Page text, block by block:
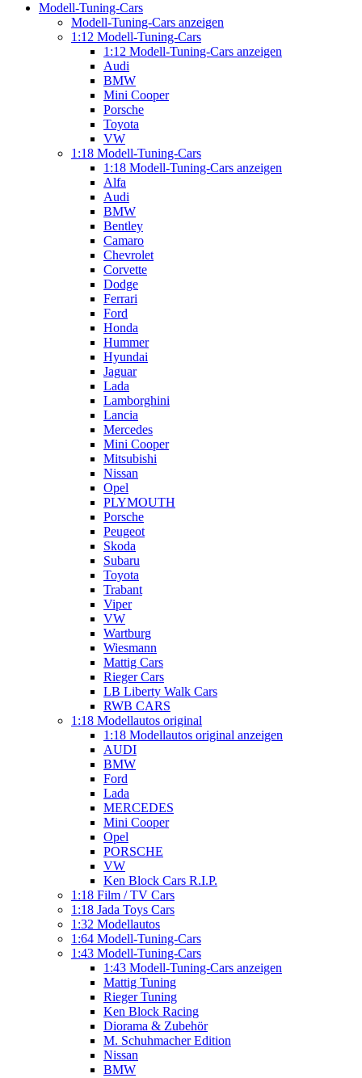
Modell-Tuning-Cars
Modell-Tuning-Cars anzeigen
1:12 Modell-Tuning-Cars
1:12 Modell-Tuning-Cars anzeigen
Audi
BMW
Mini Cooper
Porsche
Toyota
VW
1:18 Modell-Tuning-Cars
1:18 Modell-Tuning-Cars anzeigen
Alfa
Audi
BMW
Bentley
Camaro
Chevrolet
Corvette
Dodge
Ferrari
Ford
Honda
Hummer
Hyundai
Jaguar
Lada
Lamborghini
Lancia
Mercedes
Mini Cooper
Mitsubishi
Nissan
Opel
PLYMOUTH
Porsche
Peugeot
Skoda
Subaru
Toyota
Trabant
Viper
VW
Wartburg
Wiesmann
Mattig Cars
Rieger Cars
LB Liberty Walk Cars
RWB CARS
1:18 Modellautos original
1:18 Modellautos original anzeigen
AUDI
BMW
Ford
Lada
MERCEDES
Mini Cooper
Opel
PORSCHE
VW
Ken Block Cars R.I.P.
1:18 Film / TV Cars
1:18 Jada Toys Cars
1:32 Modellautos
1:64 Modell-Tuning-Cars
1:43 Modell-Tuning-Cars
1:43 Modell-Tuning-Cars anzeigen
Mattig Tuning
Rieger Tuning
Ken Block Racing
Diorama & Zubehör
M. Schuhmacher Edition
Nissan
BMW